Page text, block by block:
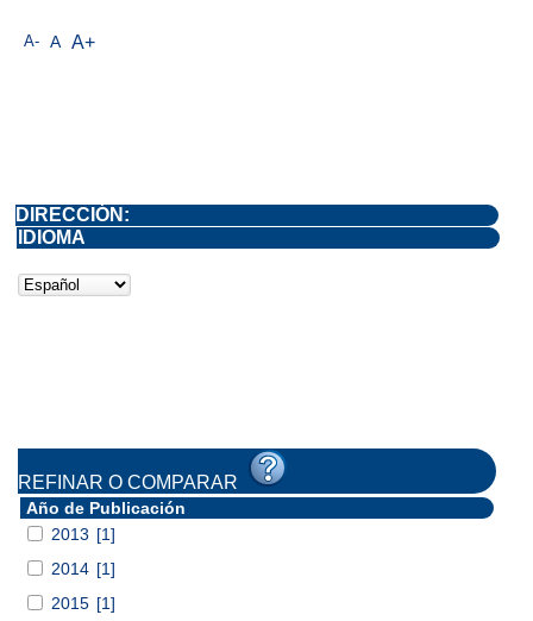
A- A A+
DIRECCIÓN:
IDIOMA
REFINAR O COMPARAR
Año de Publicación
2013 [1]
2014 [1]
2015 [1]